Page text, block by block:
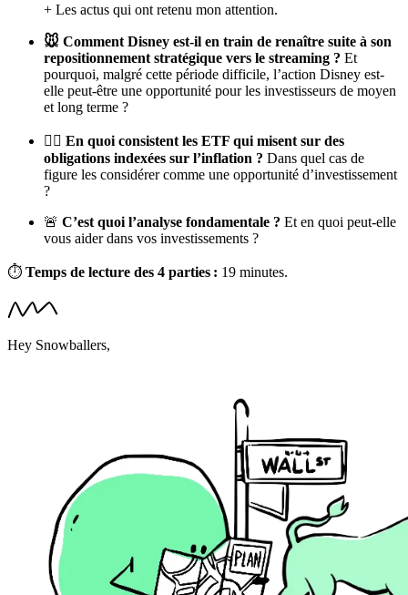
+ Les actus qui ont retenu mon attention.
🐭 Comment Disney est-il en train de renaître suite à son
repositionnement stratégique vers le streaming ? Et
pourquoi, malgré cette période difficile, l’action Disney est-
elle peut-être une opportunité pour les investisseurs de moyen
et long terme ?
👩‍⚕️ En quoi consistent les ETF qui misent sur des
obligations indexées sur l’inflation ? Dans quel cas de
figure les considérer comme une opportunité d’investissement
?
🚨 C’est quoi l’analyse fondamentale ? Et en quoi peut-elle
vous aider dans vos investissements ?
⏱ Temps de lecture des 4 parties : 19 minutes.
Hey Snowballers,